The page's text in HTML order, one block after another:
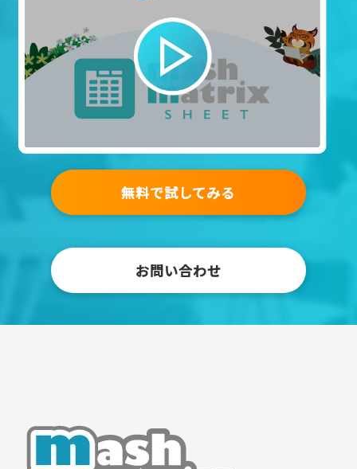
無料で試してみる
お問い合わせ